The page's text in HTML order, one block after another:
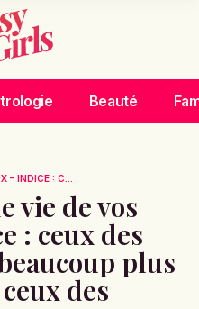
Beauté
– INDICE : C...
vie de vos
: ceux des
plus
des